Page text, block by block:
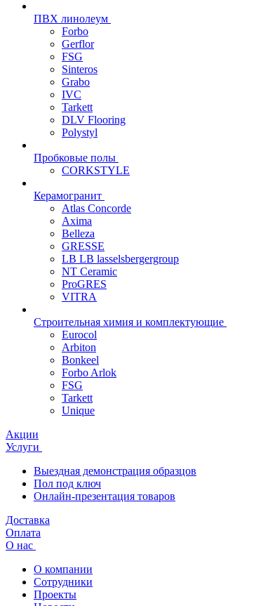
ПВХ линолеум
Forbo
Gerflor
FSG
Sinteros
Grabo
IVC
Tarkett
DLV Flooring
Polystyl
Пробковые полы
CORKSTYLE
Керамогранит
Atlas Concorde
Axima
Belleza
GRESSE
LB LB lasselsbergergroup
NT Ceramic
ProGRES
VITRA
Строительная химия и комплектующие
Eurocol
Arbiton
Bonkeel
Forbo Arlok
FSG
Tarkett
Unique
Акции
Услуги
Выездная демонстрация образцов
Пол под ключ
Онлайн-презентация товаров
Доставка
Оплата
О нас
О компании
Сотрудники
Проекты